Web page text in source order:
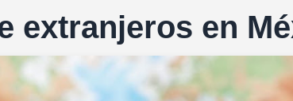
extranjeros en